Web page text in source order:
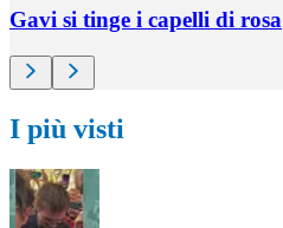
Gavi si tinge i capelli di rosa
I più visti